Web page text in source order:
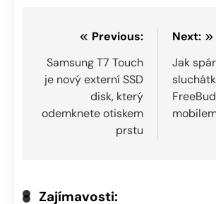
Navigace
pro
příspěvek
Previous:
Samsung T7 Touch
je nový externí SSD
disk, který
odemknete otiskem
prstu
Next:
Jak
Zajímavosti: